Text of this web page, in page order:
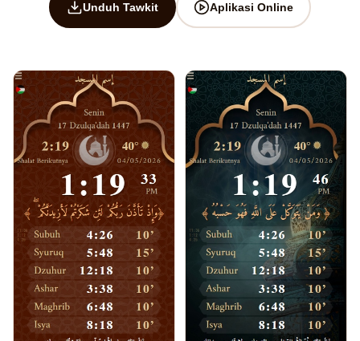
Unduh Tawkit Aplikasi Online